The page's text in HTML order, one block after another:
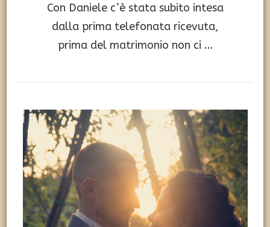
Con Daniele c’è stata subito intesa
dalla prima telefonata ricevuta,
prima del matrimonio non ci …